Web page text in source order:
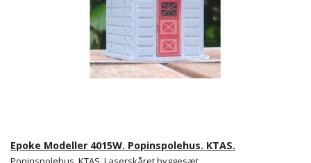
Epoke Modeller 4015W. Popinspolehus. KTAS.